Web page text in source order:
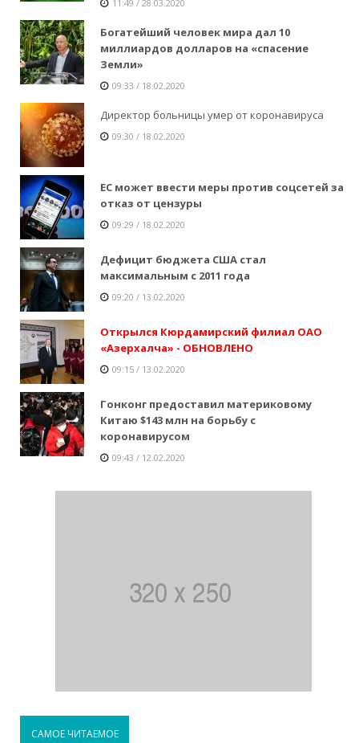
11:49 / 28.03.2020
Богатейший человек мира дал 10
миллиардов долларов на «спасение
Земли»
09:33 / 18.02.2020
Директор больницы умер от коронавируса
09:30 / 18.02.2020
ЕС может ввести меры против соцсетей за
отказ от цензуры
09:29 / 18.02.2020
Дефицит бюджета США стал
максимальным с 2011 года
09:20 / 13.02.2020
Открылся Кюрдамирский филиал ОАО
«Азерхалча» - ОБНОВЛЕНО
09:15 / 13.02.2020
Гонконг предоставил материковому
Китаю $143 млн на борьбу с
коронавирусом
09:43 / 12.02.2020
САМОЕ ЧИТАЕМОЕ